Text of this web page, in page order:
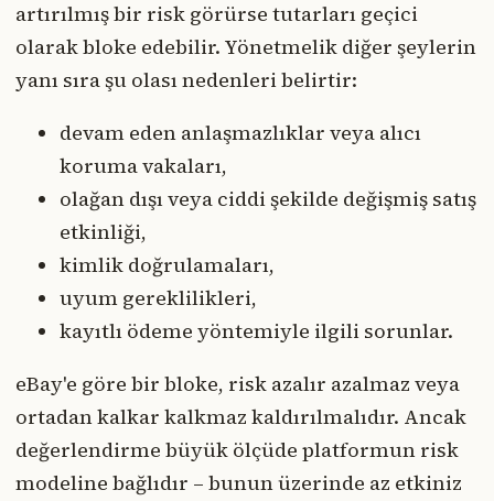
artırılmış bir risk görürse tutarları geçici
olarak bloke edebilir. Yönetmelik diğer şeylerin
yanı sıra şu olası nedenleri belirtir:
devam eden anlaşmazlıklar veya alıcı
koruma vakaları,
olağan dışı veya ciddi şekilde değişmiş satış
etkinliği,
kimlik doğrulamaları,
uyum gereklilikleri,
kayıtlı ödeme yöntemiyle ilgili sorunlar.
eBay'e göre bir bloke, risk azalır azalmaz veya
ortadan kalkar kalkmaz kaldırılmalıdır. Ancak
değerlendirme büyük ölçüde platformun risk
modeline bağlıdır – bunun üzerinde az etkiniz